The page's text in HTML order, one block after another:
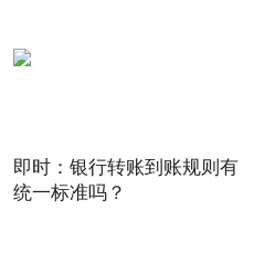
即时：银行转账到账规则有
统一标准吗？